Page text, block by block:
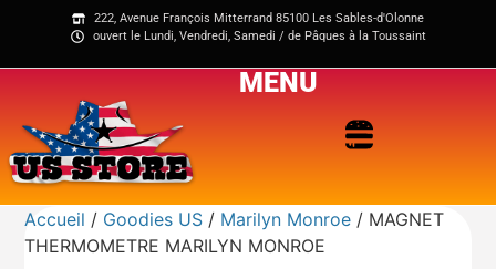
222, Avenue François Mitterrand 85100 Les Sables-d'Olonne
ouvert le Lundi, Vendredi, Samedi / de Pâques à la Toussaint
MENU
Accueil / Goodies US / Marilyn Monroe / MAGNET
THERMOMETRE MARILYN MONROE